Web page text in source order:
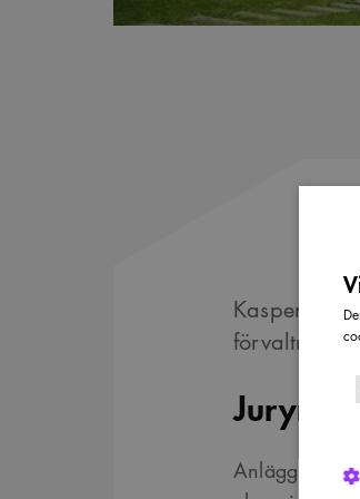
Kasper
Juryns